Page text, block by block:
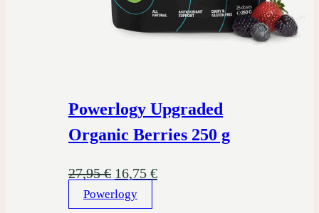
Powerlogy Upgraded
Organic Berries 250 g
27,95€ Pôvodná
cena
16,75 €Aktuálna
Powerlogy